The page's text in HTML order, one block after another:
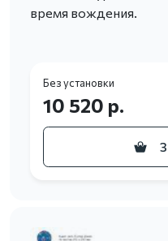
время вождения.
Без установки
10 520 р.